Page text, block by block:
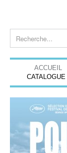
ACCUEIL
CATALOGUE